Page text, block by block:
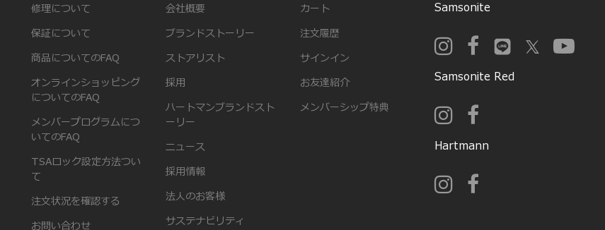
修理について
保証について
商品についてのFAQ
オンラインショッピング
についてのFAQ
メンバープログラムにつ
いてのFAQ
TSAロック設定方法つい
て
注文状況を確認する
お問い合わせ
会社概要
ブランドストーリー
ストアリスト
採用
ハートマンブランドスト
ーリー
ニュース
採用情報
法人のお客様
サステナビリティ
カート
注文履歴
サインイン
お友達紹介
メンバーシップ特典
Samsonite
Samsonite Red
Hartmann